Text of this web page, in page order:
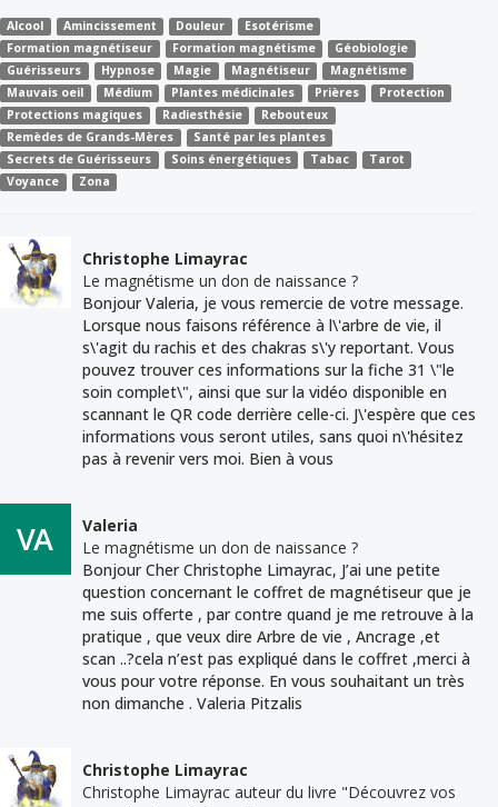
Alcool Amincissement Douleur
Esotérisme
Formation magnétiseur
Formation magnétisme
Géobiologie
Guérisseurs
Hypnose Magie Magnétiseur
Magnétisme
Mauvais oeil
Médium Plantes médicinales Prières
Protection
Protections magiques
Radiesthésie
Rebouteux
Remèdes de Grands-Mères
Santé par les plantes
Secrets de Guérisseurs
Soins énergétiques Tabac
Tarot
Voyance
Zona
Christophe Limayrac
Le magnétisme un don de naissance ?
Bonjour Valeria, je vous remercie de votre message.
Lorsque nous faisons référence à l\'arbre de vie, il
s\'agit du rachis et des chakras s\'y reportant. Vous
pouvez trouver ces informations sur la fiche 31 \"le
soin complet\", ainsi que sur la vidéo disponible en
scannant le QR code derrière celle-ci. J\'espère que ces
informations vous seront utiles, sans quoi n\'hésitez
pas à revenir vers moi. Bien à vous
Valeria
Le magnétisme un don de naissance ?
Bonjour Cher Christophe Limayrac, J’ai une petite
question concernant le coffret de magnétiseur que je
me suis offerte , par contre quand je me retrouve à la
pratique , que veux dire Arbre de vie , Ancrage ,et
scan ..?cela n’est pas expliqué dans le coffret ,merci à
vous pour votre réponse. En vous souhaitant un très
non dimanche . Valeria Pitzalis
Christophe Limayrac
Christophe Limayrac auteur du livre "Découvrez vos